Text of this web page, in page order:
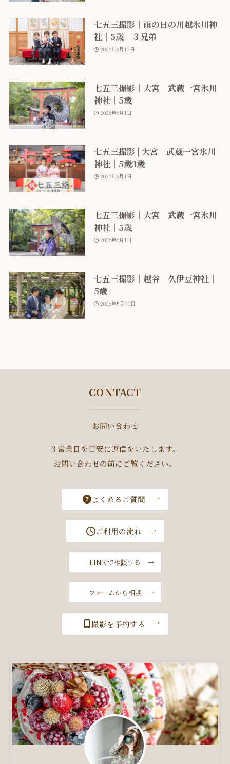
七五三撮影｜雨の日の川越氷川神
社｜5歳 ３兄弟
2026年6月12日
七五三撮影｜大宮 武蔵一宮氷川
神社｜5歳
2026年6月1日
七五三撮影 | 大宮 武蔵一宮氷川
神社｜5歳3歳
2026年6月1日
七五三撮影｜大宮 武蔵一宮氷川
神社｜5歳
2026年6月1日
七五三撮影｜越谷 久伊豆神社｜
5歳
2026年5月30日
CONTACT
お問い合わせ
３営業日を目安に返信をいたします。
お問い合わせの前にご覧ください。
よくあるご質問
ご利用の流れ
LINE で相談する
フォームから相談
撮影を予約する